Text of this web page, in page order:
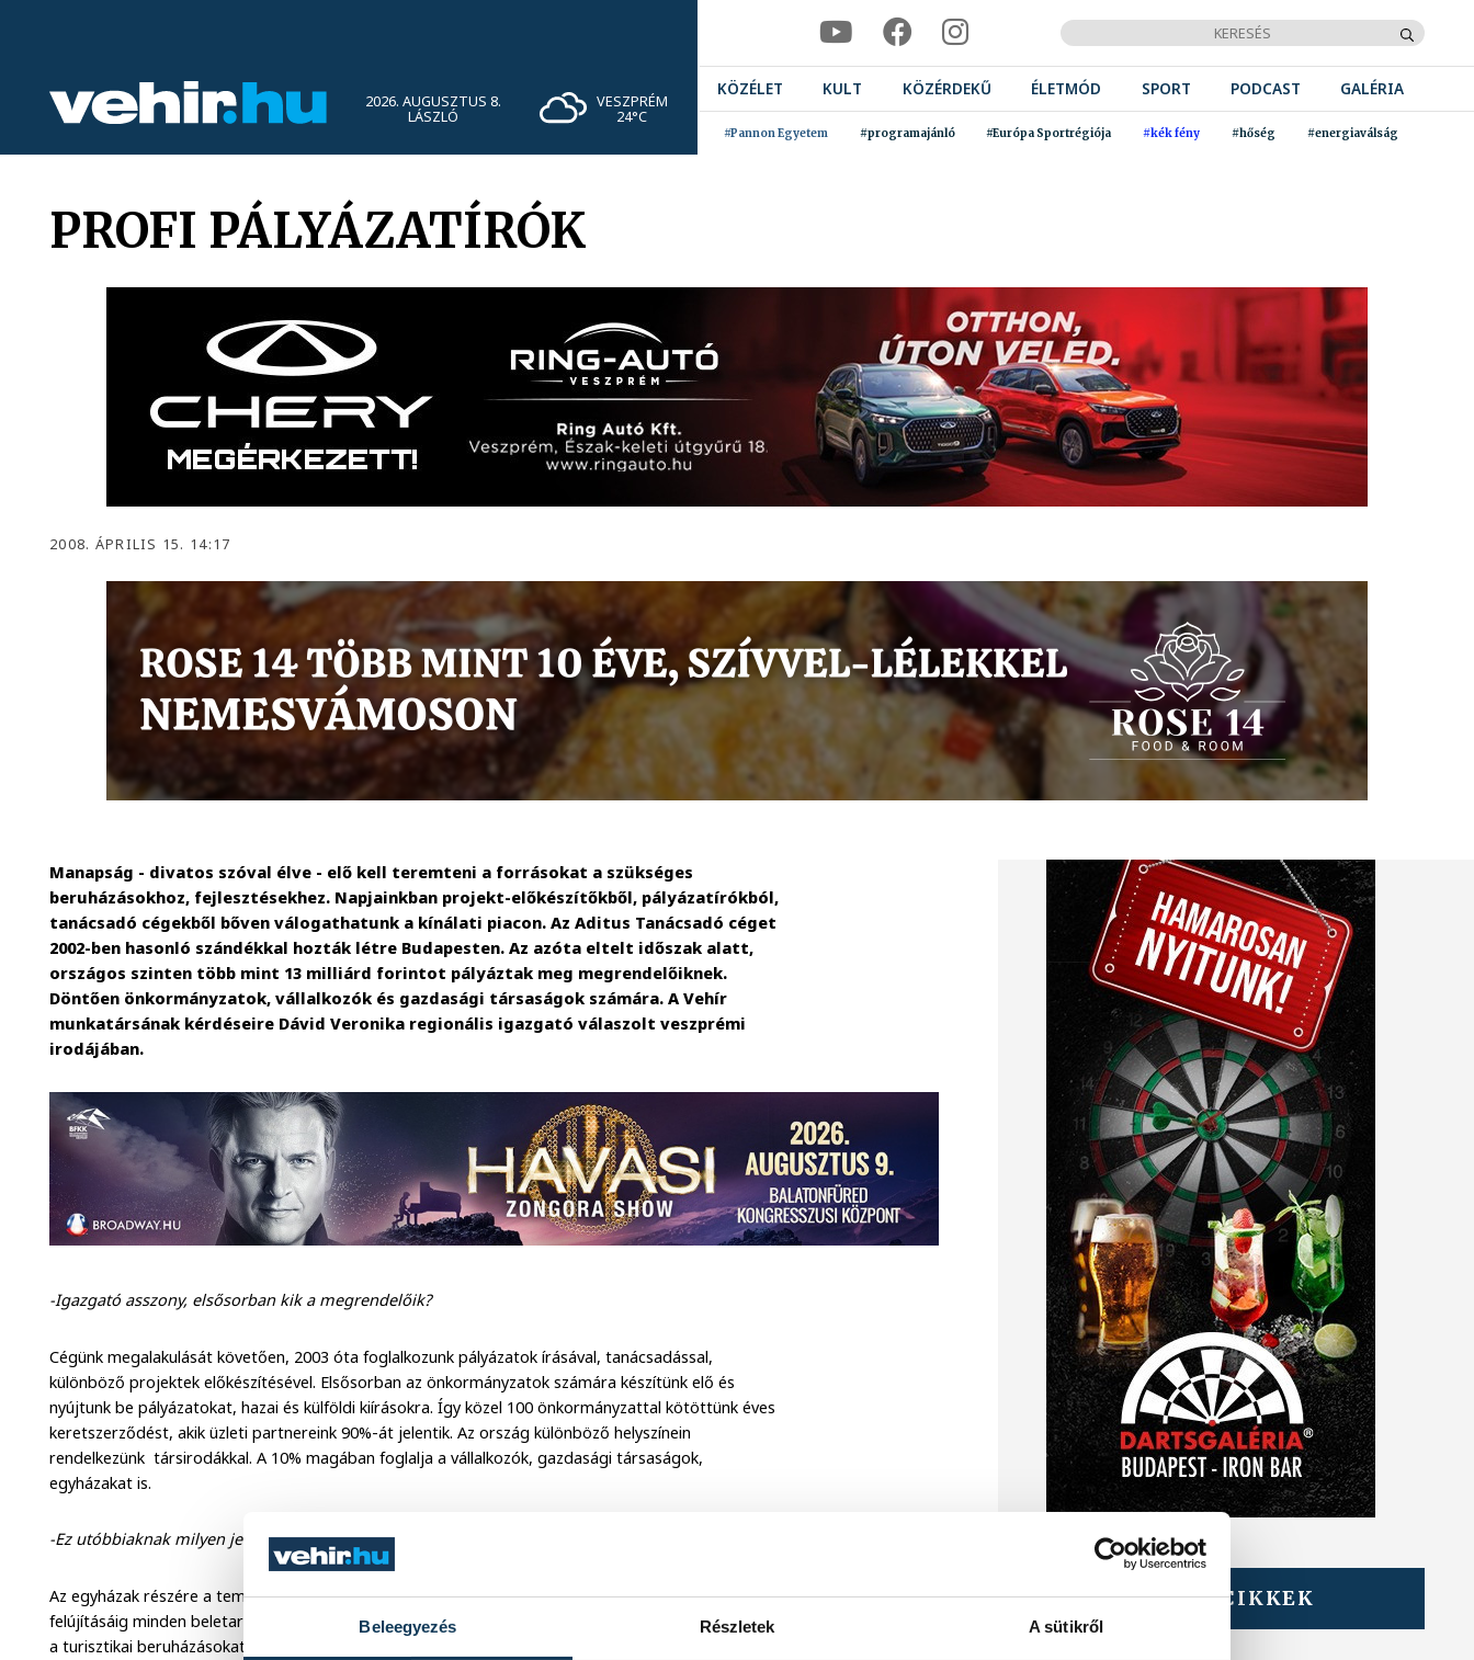
Beleegyezés Részletek A sütikről
2026. AUGUSZTUS 8.
LÁSZLÓ
VESZPRÉM
24°C
KÖZÉLET KULT KÖZÉRDEKŰ ÉLETMÓD SPORT PODCAST GALÉRIA
#Pannon Egyetem #programajánló #Európa Sportrégiója #kék fény #hőség #energiaválság
PROFI PÁLYÁZATÍRÓK
2008. ÁPRILIS 15. 14:17
Manapság - divatos szóval élve - elő kell teremteni a forrásokat a szükséges
beruházásokhoz, fejlesztésekhez. Napjainkban projekt-előkészítőkből, pályázatírókból,
tanácsadó cégekből bőven válogathatunk a kínálati piacon. Az Aditus Tanácsadó céget
2002-ben hasonló szándékkal hozták létre Budapesten. Az azóta eltelt időszak alatt,
országos szinten több mint 13 milliárd forintot pályáztak meg megrendelőiknek.
Döntően önkormányzatok, vállalkozók és gazdasági társaságok számára. A Vehír
munkatársának kérdéseire Dávid Veronika regionális igazgató válaszolt veszprémi
irodájában.
-Igazgató asszony, elsősorban kik a megrendelőik?
Cégünk megalakulását követően, 2003 óta foglalkozunk pályázatok írásával, tanácsadással,
különböző projektek előkészítésével. Elsősorban az önkormányzatok számára készítünk elő és
nyújtunk be pályázatokat, hazai és külföldi kiírásokra. Így közel 100 önkormányzattal kötöttünk éves
keretszerződést, akik üzleti partnereink 90%-át jelentik. Az ország különböző helyszínein
rendelkezünk társirodákkal. A 10% magában foglalja a vállalkozók, gazdasági társaságok,
egyházakat is.
-Ez utóbbiaknak milyen jellegű pályázatokat készítenek?
Az egyházak részére a templomfelújítástól kezdve az intézményi rendszerükbe tartozó épületek
felújításáig minden beletartozik. A gazdasági társaságok és a vállalkozók esetében megemlíthetjük
a turisztikai beruházásokat, mint pl. a wellness szállodákkal és egyéb idegenforgalommal
TOVÁBBI CIKKEK